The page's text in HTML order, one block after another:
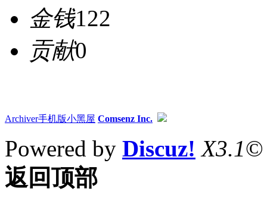
金钱122
贡献0
Archiver手机版小黑屋 Comsenz Inc.
Powered by Discuz! X3.1©
返回顶部